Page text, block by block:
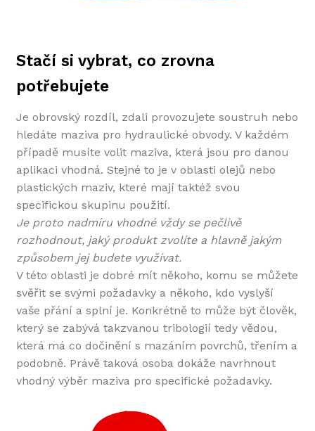
Stačí si vybrat, co zrovna
potřebujete
Je obrovský rozdíl, zdali provozujete soustruh nebo
hledáte maziva pro hydraulické obvody. V každém
případě musíte volit maziva, která jsou pro danou
aplikaci vhodná. Stejné to je v oblasti olejů nebo
plastických maziv, které mají taktéž svou
specifickou skupinu použití.
Je proto nadmíru vhodné vždy se pečlivě
rozhodnout, jaký produkt zvolíte a hlavně jakým
způsobem jej budete využívat.
V této oblasti je dobré mít někoho, komu se můžete
svěřit se svými požadavky a někoho, kdo vyslyší
vaše přání a splní je. Konkrétně to může být člověk,
který se zabývá takzvanou tribologií tedy vědou,
která má co dočinění s mazáním povrchů, třením a
podobně. Právě taková osoba dokáže navrhnout
vhodný výběr maziva pro specifické požadavky.